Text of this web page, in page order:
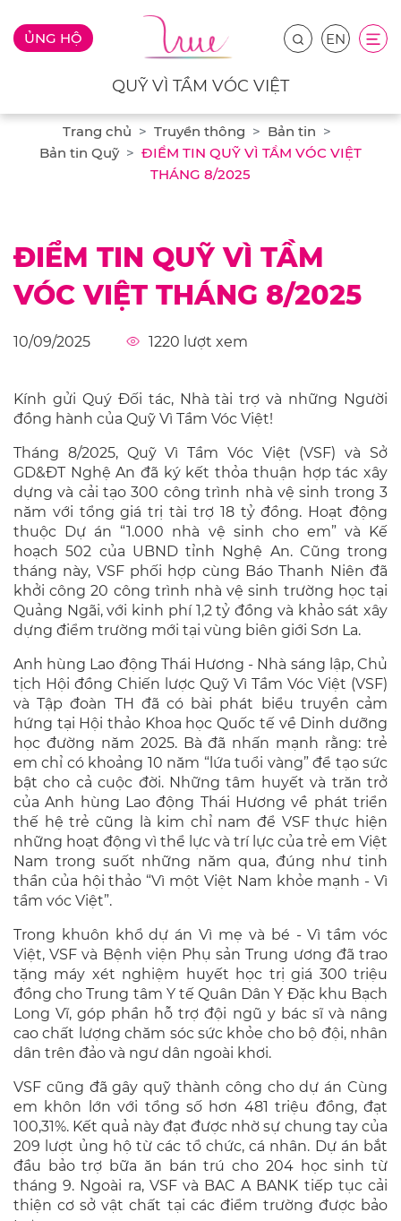
ỦNG HỘ EN
QUỸ VÌ TẦM VÓC VIỆT
Trang chủ Truyền thông
Bản tin
Bản tin Quỹ
ĐIỂM TIN QUỸ VÌ TẦM VÓC VIỆT
THÁNG 8/2025
ĐIỂM TIN QUỸ VÌ TẦM
VÓC VIỆT THÁNG 8/2025
10/09/2025 1220 lượt xem
Kính gửi Quý Đối tác, Nhà tài trợ và những Người
đồng hành của Quỹ Vì Tầm Vóc Việt!
Tháng 8/2025, Quỹ Vì Tầm Vóc Việt (VSF) và Sở
GD&ĐT Nghệ An đã ký kết thỏa thuận hợp tác xây
dựng và cải tạo 300 công trình nhà vệ sinh trong 3
năm với tổng giá trị tài trợ 18 tỷ đồng. Hoạt động
thuộc Dự án “1.000 nhà vệ sinh cho em” và Kế
hoạch 502 của UBND tỉnh Nghệ An. Cũng trong
tháng này, VSF phối hợp cùng Báo Thanh Niên đã
khởi công 20 công trình nhà vệ sinh trường học tại
Quảng Ngãi, với kinh phí 1,2 tỷ đồng và khảo sát xây
dựng điểm trường mới tại vùng biên giới Sơn La.
Anh hùng Lao động Thái Hương - Nhà sáng lập, Chủ
tịch Hội đồng Chiến lược Quỹ Vì Tầm Vóc Việt (VSF)
và Tập đoàn TH đã có bài phát biểu truyền cảm
hứng tại Hội thảo Khoa học Quốc tế về Dinh dưỡng
học đường năm 2025. Bà đã nhấn mạnh rằng: trẻ
em chỉ có khoảng 10 năm “lứa tuổi vàng” để tạo sức
bật cho cả cuộc đời. Những tâm huyết và trăn trở
của Anh hùng Lao động Thái Hương về phát triển
thế hệ trẻ cũng là kim chỉ nam để VSF thực hiện
những hoạt động vì thể lực và trí lực của trẻ em Việt
Nam trong suốt những năm qua, đúng như tinh
thần của hội thảo “Vì một Việt Nam khỏe mạnh - Vì
tầm vóc Việt”.
Trong khuôn khổ dự án Vì mẹ và bé - Vì tầm vóc
Việt, VSF và Bệnh viện Phụ sản Trung ương đã trao
tặng máy xét nghiệm huyết học trị giá 300 triệu
đồng cho Trung tâm Y tế Quân Dân Y Đặc khu Bạch
Long Vĩ, góp phần hỗ trợ đội ngũ y bác sĩ và nâng
cao chất lượng chăm sóc sức khỏe cho bộ đội, nhân
dân trên đảo và ngư dân ngoài khơi.
VSF cũng đã gây quỹ thành công cho dự án Cùng
em khôn lớn với tổng số hơn 481 triệu đồng, đạt
100,31%. Kết quả này đạt được nhờ sự chung tay của
209 lượt ủng hộ từ các tổ chức, cá nhân. Dự án bắt
đầu bảo trợ bữa ăn bán trú cho 204 học sinh từ
tháng 9. Ngoài ra, VSF và BAC A BANK tiếp tục cải
thiện cơ sở vật chất tại các điểm trường được bảo